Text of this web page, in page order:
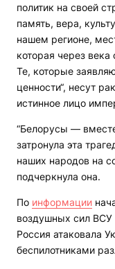
политик на своей
память, вера,
нашем регионе,
которая через
Те, которые
ценности“, несут
истинное лицо
“Белорусы —
затронула эта
наших народов на
подчеркнула она.
По информации
воздушных сил ВСУ
Россия атаковала
беспилотниками